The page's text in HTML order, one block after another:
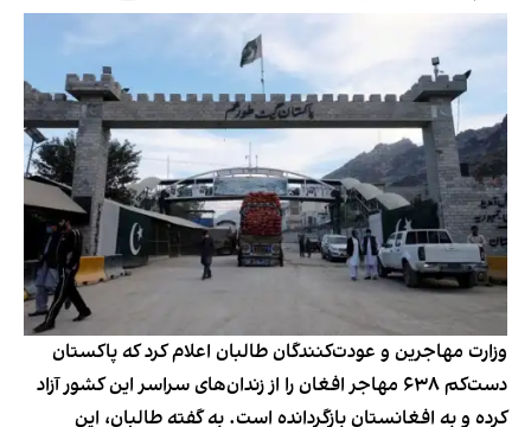
وزارت مهاجرین و عودت‌کنندگان طالبان اعلام کرد که پاکستان
دست‌کم ۶۳۸ مهاجر افغان را از زندان‌های سراسر این کشور آزاد
کرده و به افغانستان بازگردانده است. به گفته طالبان، این